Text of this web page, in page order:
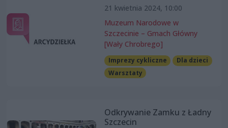
21 kwietnia 2024, 10:00
Muzeum Narodowe w
Szczecinie – Gmach Główny
[Wały Chrobrego]
Imprezy cykliczne
Dla dzieci
Warsztaty
Odkrywanie Zamku z Ładny
Szczecin